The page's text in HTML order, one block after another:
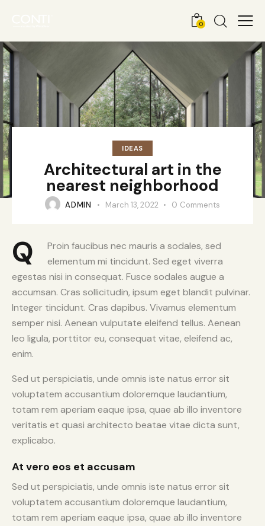
0
IDEAS
Architectural art in the
nearest neighborhood
ADMIN March 13, 2022 0 Comments
Q
Proin faucibus nec mauris a sodales, sed
elementum mi tincidunt. Sed eget viverra
egestas nisi in consequat. Fusce sodales augue a
accumsan. Cras sollicitudin, ipsum eget blandit pulvinar.
Integer tincidunt. Cras dapibus. Vivamus elementum
semper nisi. Aenean vulputate eleifend tellus. Aenean
leo ligula, porttitor eu, consequat vitae, eleifend ac,
enim.
Sed ut perspiciatis, unde omnis iste natus error sit
voluptatem accusantium doloremque laudantium,
totam rem aperiam eaque ipsa, quae ab illo inventore
veritatis et quasi architecto beatae vitae dicta sunt,
explicabo.
At vero eos et accusam
Sed ut perspiciatis, unde omnis iste natus error sit
voluptatem accusantium doloremque laudantium,
totam rem aperiam eaque ipsa, quae ab illo inventore